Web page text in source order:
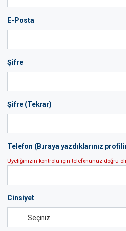
E-Posta
Şifre
Şifre (Tekrar)
Telefon (Buraya yazdıklarınız
Üyeliğinizin kontrolü için telefonunuz doğru
Cinsiyet